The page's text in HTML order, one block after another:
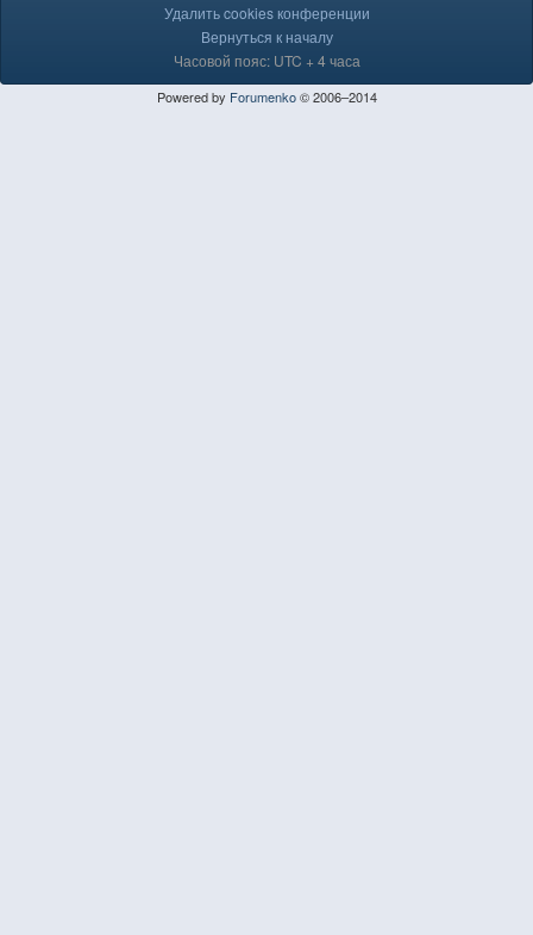
Удалить cookies конференции
Вернуться к началу
Часовой пояс: UTC + 4 часа
Powered by Forumenko© 2006–2014